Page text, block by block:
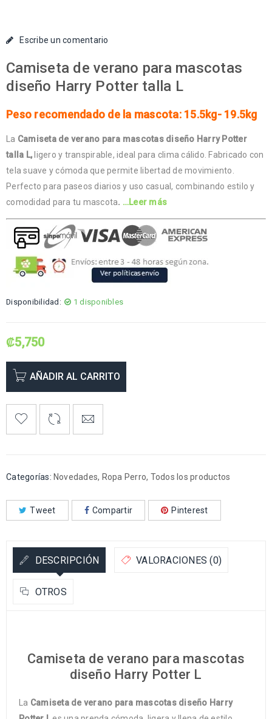
Escribe un comentario
Camiseta de verano para mascotas
diseño Harry Potter talla L
Peso recomendado de la mascota: 15.5kg- 19.5kg
La Camiseta de verano para mascotas diseño Harry Potter
talla L,ligero y transpirable, ideal para clima cálido. Fabricado con
tela suave y cómoda que permite libertad de movimiento.
Perfecto para paseos diarios y uso casual, combinando estilo y
comodidad para tu mascota. …Leer más
Disponibilidad: 1 disponibles
₡5,750
AÑADIR AL CARRITO
Categorías: Novedades, Ropa Perro, Todos los productos
Tweet Compartir Pinterest
DESCRIPCIÓN VALORACIONES (0)
OTROS
Camiseta de verano para mascotas
diseño Harry Potter L
La Camiseta de verano para mascotas diseño Harry